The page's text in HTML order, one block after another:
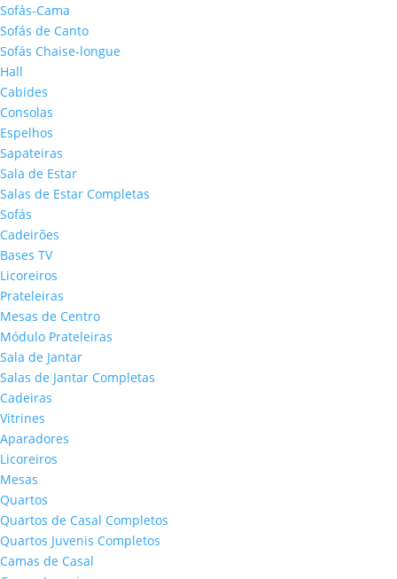
Sofás-Cama
Sofás de Canto
Sofás Chaise-longue
Hall
Cabides
Consolas
Espelhos
Sapateiras
Sala de Estar
Salas de Estar Completas
Sofás
Cadeirões
Bases TV
Licoreiros
Prateleiras
Mesas de Centro
Módulo Prateleiras
Sala de Jantar
Salas de Jantar Completas
Cadeiras
Vitrines
Aparadores
Licoreiros
Mesas
Quartos
Quartos de Casal Completos
Quartos Juvenis Completos
Camas de Casal